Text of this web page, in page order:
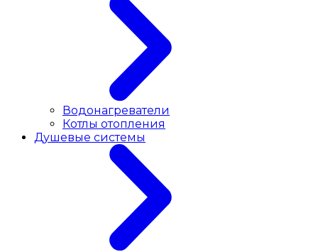
Водонагреватели
Котлы отопления
Душевые системы